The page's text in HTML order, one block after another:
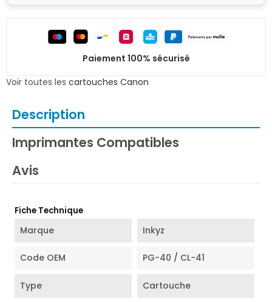
Paiement 100% sécurisé
Voir toutes les cartouches Canon
Description
Imprimantes Compatibles
Avis
Fiche Technique
Marque Inkyz
Code OEM PG-40 / CL-41
Type Cartouche